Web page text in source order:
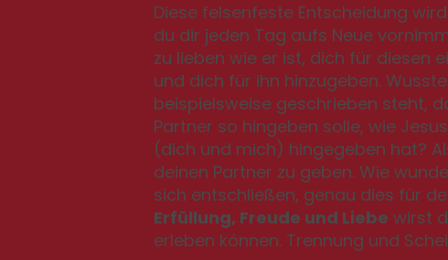
Diese felsenfeste Entscheidung wird
du dir jeden Tag aufs Neue
zu lieben wie er ist, dich für diesen
und dich für ihn hinzugeben.
beispielsweise geschrieben steht,
Partner so hingeben solle, wie
(dich und mich) hingegeben hat?
deinen Partner zu geben. Wie
sich entschließen, genau dies für
Erfüllung, Freude und Liebe wirst
erleben können. Trennung und